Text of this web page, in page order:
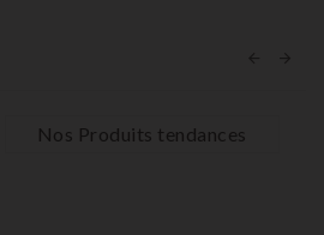
Nos Produits tendances